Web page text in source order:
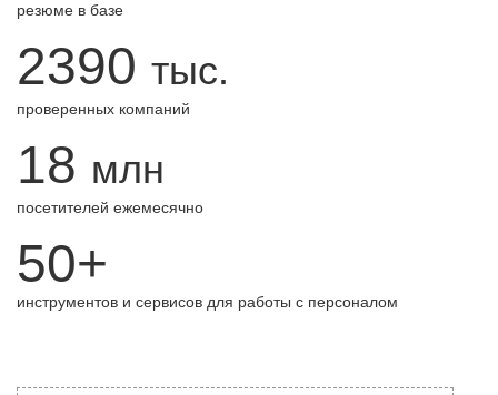
резюме в базе
2390 тыс.
проверенных компаний
18 млн
посетителей ежемесячно
50+
инструментов и сервисов для работы с персоналом